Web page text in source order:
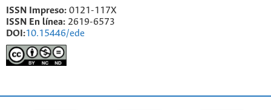
ISSN Impreso: 0121-117X
ISSN En línea: 2619-6573
DOI:10.15446/ede